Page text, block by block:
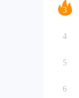
3
4
5
6